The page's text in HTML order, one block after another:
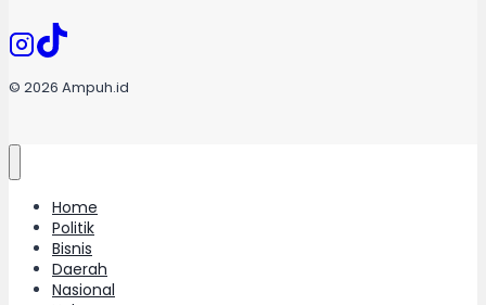
© 2026 Ampuh.id
Home
Politik
Bisnis
Daerah
Nasional